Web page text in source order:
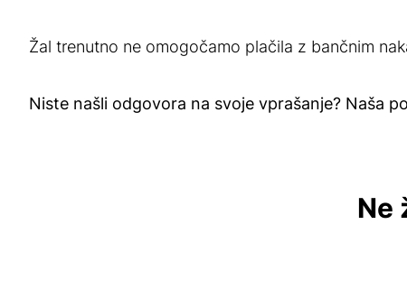
Žal trenutno ne omogočamo plačila z bančnim
Niste našli odgovora na svoje vprašanje? Naša
Ne